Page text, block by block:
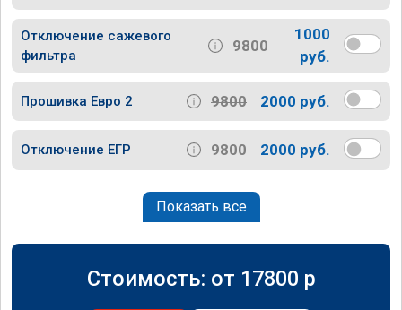
Отключение сажевого
фильтра
9800
1000
руб.
Прошивка Евро 2 9800 2000 руб.
Отключение ЕГР 9800 2000 руб.
Показать все
Стоимость: от 17800 p